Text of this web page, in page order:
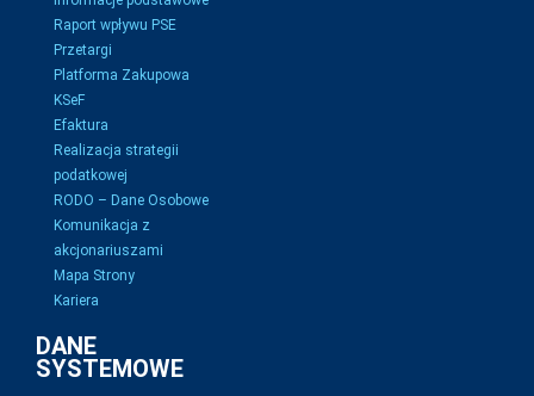
Raport wpływu PSE
Przetargi
Platforma Zakupowa
KSeF
Efaktura
Realizacja strategii
podatkowej
RODO – Dane Osobowe
Komunikacja z
akcjonariuszami
Mapa Strony
Kariera
DANE
SYSTEMOWE